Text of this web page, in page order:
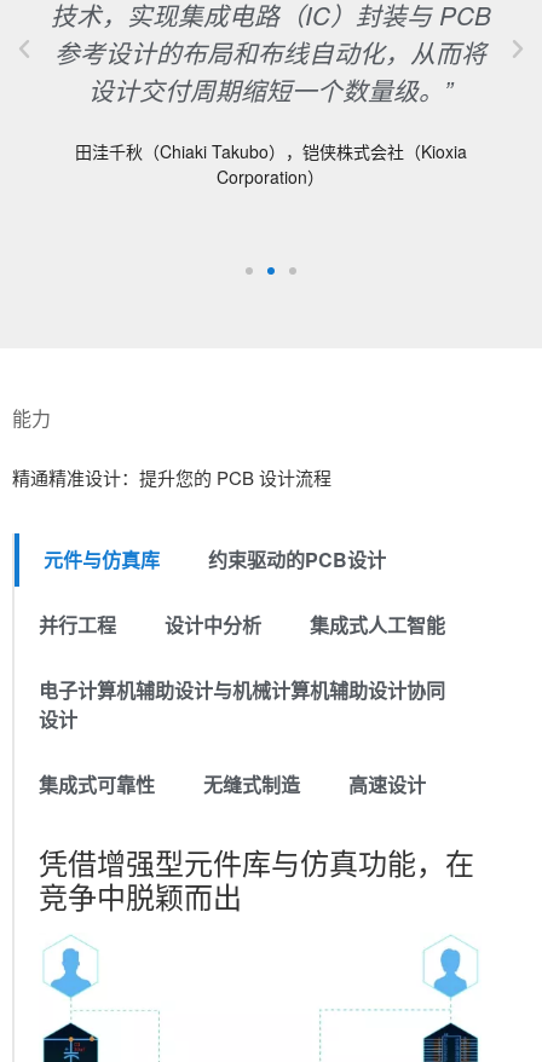
技术，实现集成电路（IC）封装与 PCB
参考设计的布局和布线自动化，从而将
设计交付周期缩短一个数量级。”
田洼千秋（Chiaki Takubo），铠侠株式会社（Kioxia
Corporation）
能力
精通精准设计：提升您的 PCB 设计流程
元件与仿真库 约束驱动的PCB设计
并行工程 设计中分析 集成式人工智能
电子计算机辅助设计与机械计算机辅助设计协同
设计
集成式可靠性 无缝式制造 高速设计
凭借增强型元件库与仿真功能，在
竞争中脱颖而出